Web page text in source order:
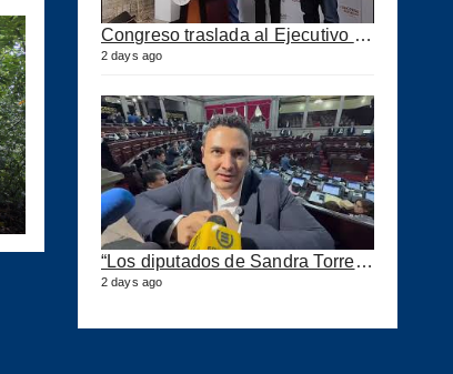
Congreso traslada al Ejecutivo las reformas a la Ley del IUSI tras firma del Decreto 18-2026
2 days ago
“Los diputados de Sandra Torres lo que quieren es extorsionar” expresa Samuel Pérez
2 days ago